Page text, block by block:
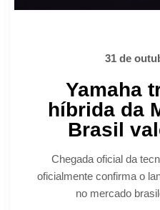
31 de
Yamaha
híbrida da
Brasil
Chegada oficial da
oficialmente confirma o
no mercado